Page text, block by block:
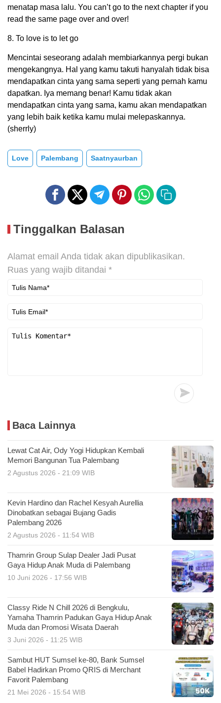
menatap masa lalu. You can’t go to the next chapter if you
read the same page over and over!
8. To love is to let go
Mencintai seseorang adalah membiarkannya pergi bukan
mengekangnya. Hal yang kamu takuti hanyalah tidak bisa
mendapatkan cinta yang sama seperti yang pernah kamu
dapatkan. Iya memang benar! Kamu tidak akan
mendapatkan cinta yang sama, kamu akan mendapatkan
yang lebih baik ketika kamu mulai melepaskannya.
(sherrly)
Love Palembang Saatnyaurban
Tinggalkan Balasan
Alamat email Anda tidak akan dipublikasikan.
Ruas yang wajib ditandai *
Baca Lainnya
Lewat Cat Air, Ody Yogi Hidupkan Kembali
Memori Bangunan Tua Palembang
2 Agustus 2026 - 21:09 WIB
Kevin Hardino dan Rachel Kesyah Aurellia
Dinobatkan sebagai Bujang Gadis
Palembang 2026
2 Agustus 2026 - 11:54 WIB
Thamrin Group Sulap Dealer Jadi Pusat
Gaya Hidup Anak Muda di Palembang
10 Juni 2026 - 17:56 WIB
Classy Ride N Chill 2026 di Bengkulu,
Yamaha Thamrin Padukan Gaya Hidup Anak
Muda dan Promosi Wisata Daerah
3 Juni 2026 - 11:25 WIB
Sambut HUT Sumsel ke-80, Bank Sumsel
Babel Hadirkan Promo QRIS di Merchant
Favorit Palembang
21 Mei 2026 - 15:54 WIB